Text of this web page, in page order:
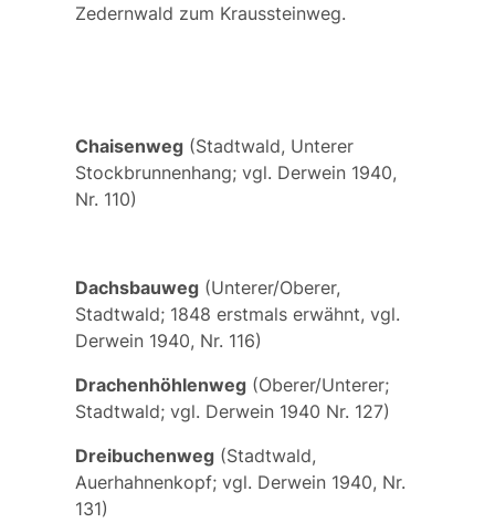
Zedernwald zum Kraussteinweg.
Chaisenweg(Stadtwald, Unterer
Stockbrunnenhang; vgl. Derwein 1940,
Nr. 110)
Dachsbauweg(Unterer/Oberer,
Stadtwald; 1848 erstmals erwähnt, vgl.
Derwein 1940, Nr. 116)
Drachenhöhlenweg(Oberer/Unterer;
Stadtwald; vgl. Derwein 1940 Nr. 127)
Dreibuchenweg(Stadtwald,
Auerhahnenkopf; vgl. Derwein 1940, Nr.
131)